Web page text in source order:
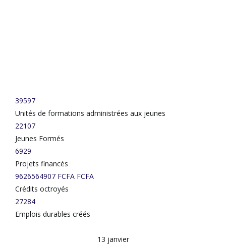
149327
28039
39597
Unités de formations administrées aux jeunes
22107
Jeunes Formés
6929
Projets financés
9626564907 FCFA FCFA
Crédits octroyés
27284
Emplois durables créés
13 janvier